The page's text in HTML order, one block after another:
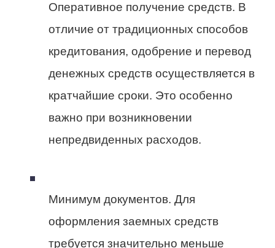
Оперативное получение средств. В
отличие от традиционных способов
кредитования, одобрение и перевод
денежных средств осуществляется в
кратчайшие сроки. Это особенно
важно при возникновении
непредвиденных расходов.
Минимум документов. Для
оформления заемных средств
требуется значительно меньше